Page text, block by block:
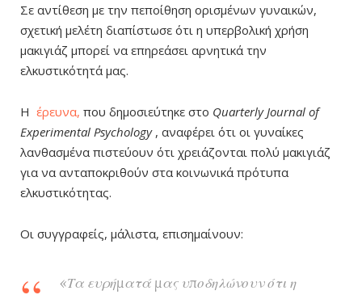
Σε αντίθεση με την πεποίθηση ορισμένων γυναικών,
σχετική μελέτη διαπίστωσε ότι η υπερβολική χρήση
μακιγιάζ μπορεί να επηρεάσει αρνητικά την
ελκυστικότητά μας.
Η έρευνα, που δημοσιεύτηκε στο Quarterly Journal of
Experimental Psychology , αναφέρει ότι οι γυναίκες
λανθασμένα πιστεύουν ότι χρειάζονται πολύ μακιγιάζ
για να ανταποκριθούν στα κοινωνικά πρότυπα
ελκυστικότητας.
Οι συγγραφείς, μάλιστα, επισημαίνουν:
«Τα ευρήματά μας υποδηλώνουν ότι η